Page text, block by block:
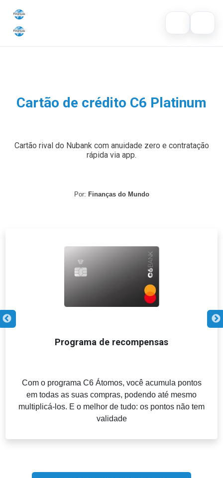
Dicas
Cartão de crédito C6 Platinum
Cartão rival do Nubank com anuidade zero e contratação
rápida via app.
Por: Finanças do Mundo
Programa de recompensas
Com o programa C6 Átomos, você acumula pontos
em todas as suas compras, podendo até mesmo
multiplicá-los. E o melhor de tudo: os pontos não tem
validade